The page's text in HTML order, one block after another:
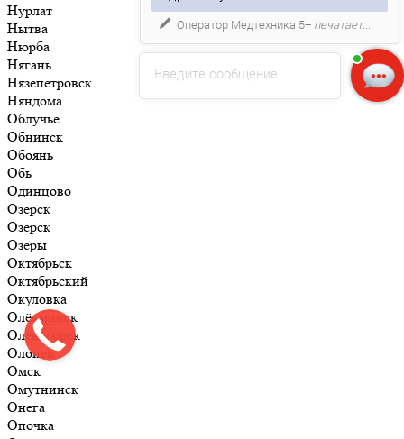
Нурлат
Нытва
Нюрба
Нягань
Нязепетровск
Няндома
Облучье
Обнинск
Обоянь
Обь
Одинцово
Озёрск
Озёрск
Озёры
Октябрьск
Октябрьский
Окуловка
Олёкминск
Оленегорск
Олонец
Омск
Омутнинск
Онега
Опочка
Введите сообщение
Оператор Медтехника 5+ печатает...